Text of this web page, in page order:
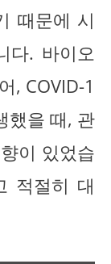
때문에 시
다. 바이오
, COVID-1
했을 때, 관
이 있었습
적절히 대